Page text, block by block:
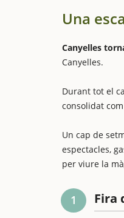
Una
Canyelles
Canyelles.
Durant tot el
consolidat
Un cap de
espectacles,
per viure la
1 Fira